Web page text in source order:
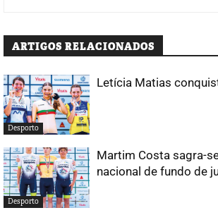
ARTIGOS RELACIONADOS
Desporto
Letícia Matias
Desporto
Martim Costa sagra-
nacional de fundo de